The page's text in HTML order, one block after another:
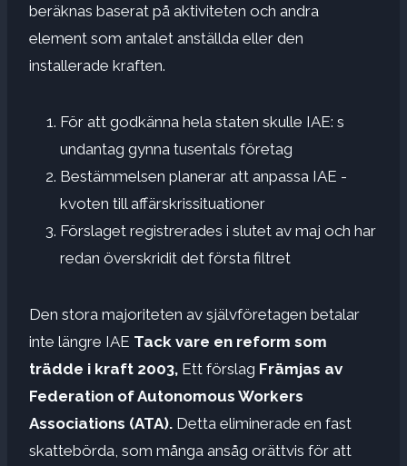
beräknas baserat på aktiviteten och andra
element som antalet anställda eller den
installerade kraften.
För att godkänna hela staten skulle IAE: s
undantag gynna tusentals företag
Bestämmelsen planerar att anpassa IAE -
kvoten till affärskrissituationer
Förslaget registrerades i slutet av maj och har
redan överskridit det första filtret
Den stora majoriteten av självföretagen betalar
inte längre IAE Tack vare en reform som
trädde i kraft 2003, Ett förslag Främjas av
Federation of Autonomous Workers
Associations (ATA). Detta eliminerade en fast
skattebörda, som många ansåg orättvis för att